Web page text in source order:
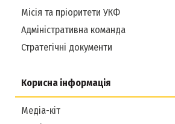
Місія та пріоритети УКФ
Адміністративна команда
Стратегічні документи
Корисна інформація
Медіа-кіт